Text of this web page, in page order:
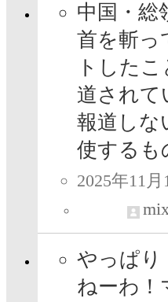
中国・総
首を斬っ
トした
道されて
報道しな
使するも
2025年11
やっぱり
ねーわ！